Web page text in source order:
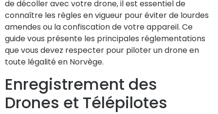
de décoller avec votre drone, il est essentiel de
connaître les règles en vigueur pour éviter de lourdes
amendes ou la confiscation de votre appareil. Ce
guide vous présente les principales réglementations
que vous devez respecter pour piloter un drone en
toute légalité en Norvège.
Enregistrement des
Drones et Télépilotes